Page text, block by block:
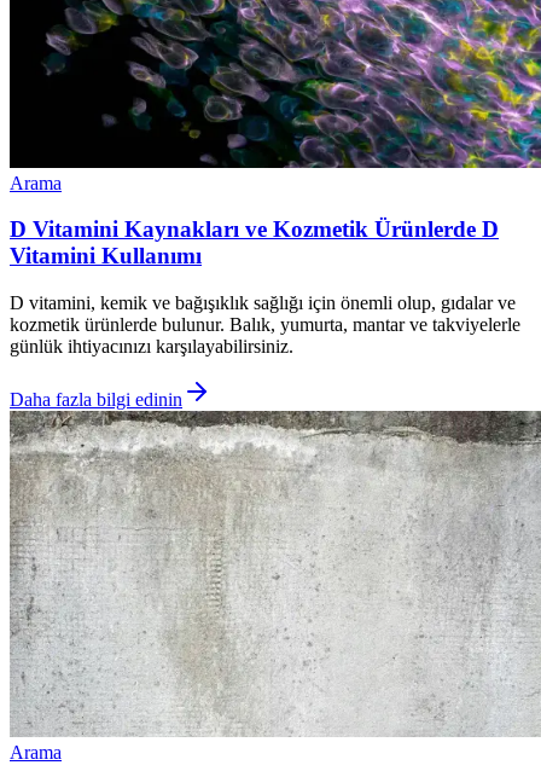
Arama
D Vitamini Kaynakları ve Kozmetik Ürünlerde D
Vitamini Kullanımı
D vitamini, kemik ve bağışıklık sağlığı için önemli olup, gıdalar ve
kozmetik ürünlerde bulunur. Balık, yumurta, mantar ve takviyelerle
günlük ihtiyacınızı karşılayabilirsiniz.
Daha fazla bilgi edinin
Arama